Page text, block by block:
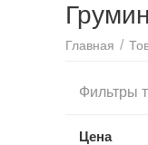
Главная /
Фильтры
Цена